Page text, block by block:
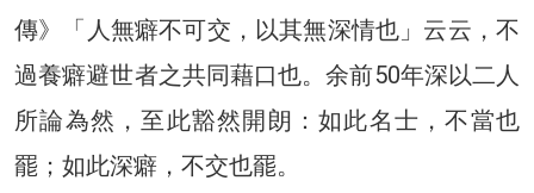
傳》「人無癖不可交，以其無深情也」云云，不
過養癖避世者之共同藉口也。余前50年深以二人
所論為然，至此豁然開朗：如此名士，不當也
罷；如此深癖，不交也罷。